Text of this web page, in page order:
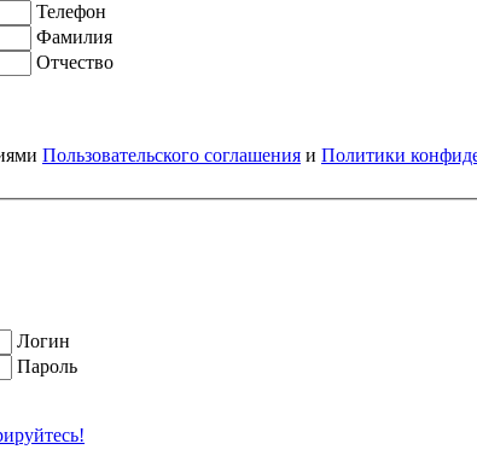
Телефон
Фамилия
Отчество
Пользовательского соглашения и Политики
Логин
Пароль